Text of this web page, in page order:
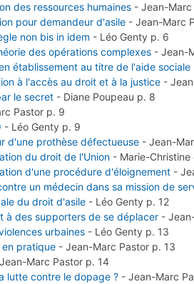
des ressources humaines -Jean-Marc
pour demandeur d'asile -Jean-Marc
non bis in idem - Léo Genty p. 6
des opérations complexes -Jean-
établissement au titre de l'aide sociale
à l'accès au droit et à la justice -
le secret - Diane Poupeau p. 8
Pastor p. 9
- Léo Genty p. 9
d'une prothèse défectueuse -Jean-
du droit de l'Union - Marie-
d'une procédure d'éloignement -
un médecin dans sa mission de
du droit d'asile - Léo Genty p. 12
à des supporters de se déplacer -
urbaines - Léo Genty p. 13
en pratique -Jean-Marc Pastor p. 13
Jean-Marc Pastor p. 14
lutte contre le dopage ? -Jean-Marc